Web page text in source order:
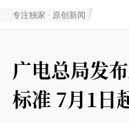
专注独家 · 原创新闻
广电总局发
标准 7月1日